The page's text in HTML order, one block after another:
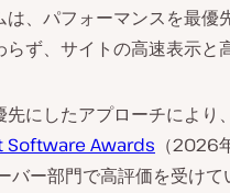
、パフォーマンスを最優
ず、サイトの高速表示と
先にしたアプローチにより
Software Awards （2026
ー部門で高評価を受け